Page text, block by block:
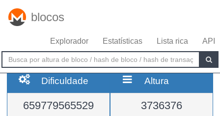
blocos
Explorador Estatísticas Lista rica API
Dificuldade
659779565529
Altura
3736376